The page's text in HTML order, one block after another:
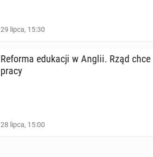
29 lipca, 15:30
Reforma edu­ka­cji w Anglii. Rząd
pracy
28 lipca, 15:00